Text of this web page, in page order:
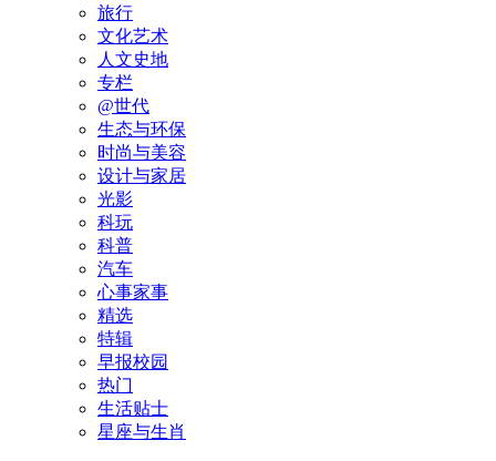
旅行
文化艺术
人文史地
专栏
@世代
生态与环保
时尚与美容
设计与家居
光影
科玩
科普
汽车
心事家事
精选
特辑
早报校园
热门
生活贴士
星座与生肖